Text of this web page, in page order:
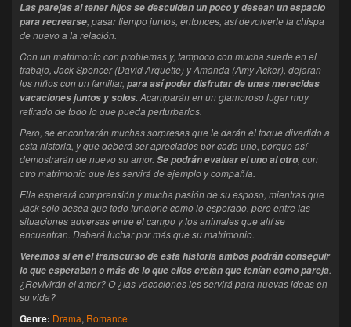
Las parejas al tener hijos se descuidan un poco y desean un espacio
para recrearse, pasar tiempo juntos, entonces, así devolverle la chispa
de nuevo a la relación.
Con un matrimonio con problemas y, tampoco con mucha suerte en el
trabajo, Jack Spencer (David Arquette) y Amanda (Amy Acker), dejaran
los niños con un familiar, para así poder disfrutar de unas merecidas
vacaciones juntos y solos.Acamparán en un glamoroso lugar muy
retirado de todo lo que pueda perturbarlos.
Pero, se encontrarán muchas sorpresas que le darán el toque divertido a
esta historia, y que deberá ser apreciados por cada uno, porque así
demostrarán de nuevo su amor. Se podrán evaluar el uno al otro, con
otro matrimonio que les servirá de ejemplo y compañía.
Ella esperará comprensión y mucha pasión de su esposo, mientras que
Jack solo desea que todo funcione como lo esperado, pero entre las
situaciones adversas entre el campo y los animales que allí se
encuentran. Deberá luchar por más que su matrimonio.
Veremos si en el transcurso de esta historia ambos podrán conseguir
lo que esperaban o más de lo que ellos creían que tenían como pareja.
¿Revivirán el amor? O ¿las vacaciones les servirá para nuevas ideas en
su vida?
Genre: Drama, Romance